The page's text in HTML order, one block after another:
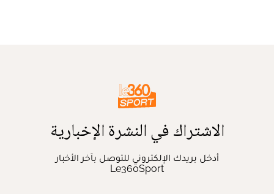
الاشتراك في النشرة الإخبارية
أدخل بريدك الإلكتروني للتوصل بآخر الأخبار
Le360Sport